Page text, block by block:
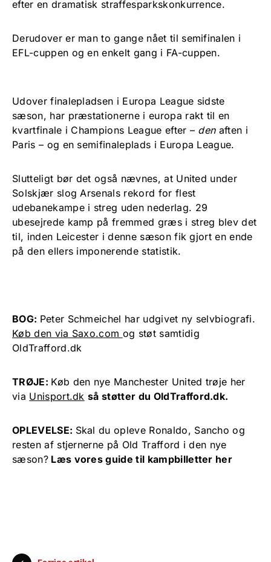
efter en dramatisk straffesparkskonkurrence.
Derudover er man to gange nået til semifinalen i
EFL-cuppen og en enkelt gang i FA-cuppen.
Udover finalepladsen i Europa League sidste
sæson, har præstationerne i europa rakt til en
kvartfinale i Champions League efter – den aften i
Paris – og en semifinaleplads i Europa League.
Slutteligt bør det også nævnes, at United under
Solskjær slog Arsenals rekord for flest
udebanekampe i streg uden nederlag. 29
ubesejrede kamp på fremmed græs i streg blev det
til, inden Leicester i denne sæson fik gjort en ende
på den ellers imponerende statistik.
BOG: Peter Schmeichel har udgivet ny selvbiografi.
Køb den via Saxo.com og støt samtidig
OldTrafford.dk
TRØJE: Køb den nye Manchester United trøje her
via Unisport.dk så støtter du OldTrafford.dk.
OPLEVELSE: Skal du opleve Ronaldo, Sancho og
resten af stjernerne på Old Trafford i den nye
sæson? Læs vores guide til kampbilletter her